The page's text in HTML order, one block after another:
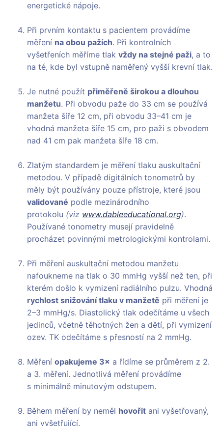
energetické nápoje.
Při prvním kontaktu s pacientem provádíme
měření na obou pažích. Při kontrolních
vyšetřeních měříme tlak vždy na stejné paži, a to
na té, kde byl vstupně naměřený vyšší krevní tlak.
Je nutné použít přiměřeně širokou a dlouhou
manžetu. Při obvodu paže do 33 cm se používá
manžeta šíře 12 cm, při obvodu 33–41 cm je
vhodná manžeta šíře 15 cm, pro paži s obvodem
nad 41 cm pak manžeta šíře 18 cm.
Zlatým standardem je měření tlaku auskultační
metodou. V případě digitálních tonometrů by
měly být používány pouze přístroje, které jsou
validované podle mezinárodního
protokolu (viz www.dableeducational.org).
Používané tonometry musejí pravidelně
procházet povinnými metrologickými kontrolami.
Při měření auskultační metodou manžetu
nafoukneme na tlak o 30 mmHg vyšší než ten, při
kterém došlo k vymizení radiálního pulzu. Vhodná
rychlost snižování tlaku v manžetě při měření je
2–3 mmHg/s. Diastolický tlak odečítáme u všech
jedinců, včetně těhotných žen a dětí, při vymizení
ozev. TK odečítáme s přesností na 2 mmHg.
Měření opakujeme 3× a řídíme se průměrem z 2.
a 3. měření. Jednotlivá měření provádíme
s minimálně minutovým odstupem.
Během měření by neměl hovořit ani vyšetřovaný,
ani vyšetřující.